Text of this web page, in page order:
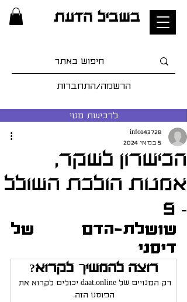
בשביל הדעת
הרשמה/התחברות
לרכישת מנוי
הכישרון לשקר,
אמנות הולכת השולל
- 9
info143728
5 במאי 2024
דיסני
רוצה להמשיך לקרוא?
רק המנויים של daat.online יכולים לקרוא את
הפוסט הזה.